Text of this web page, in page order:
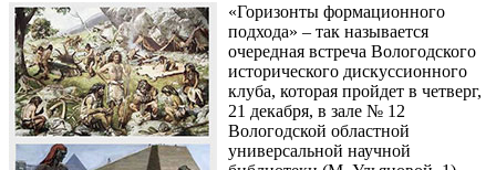
«Горизонты формационного
подхода» – так называется
очередная встреча Вологодского
исторического дискуссионного
клуба, которая пройдет в четверг,
21 декабря, в зале № 12
Вологодской областной
универсальной научной